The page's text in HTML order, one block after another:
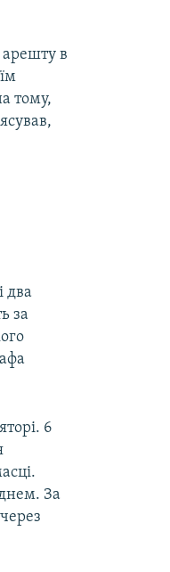
арешту в
тому,
два
за
6
За